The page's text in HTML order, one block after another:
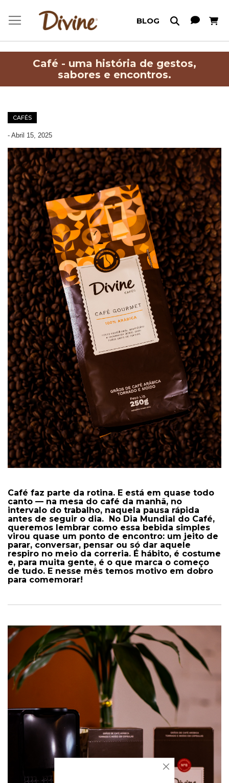
Fechar
BLOG Meu
Café - uma história de gestos,
sabores e encontros.
CAFÉS
- Abril 15, 2025
Café faz parte da rotina. E está em quase todo
canto — na mesa do café da manhã, no
intervalo do trabalho, naquela pausa rápida
antes de seguir o dia. No Dia Mundial do Café,
queremos lembrar como essa bebida simples
virou quase um ponto de encontro: um jeito de
parar, conversar, pensar ou só dar aquele
respiro no meio da correria. É hábito, é costume
e, para muita gente, é o que marca o começo
de tudo. E nesse mês temos motivo em dobro
para comemorar!